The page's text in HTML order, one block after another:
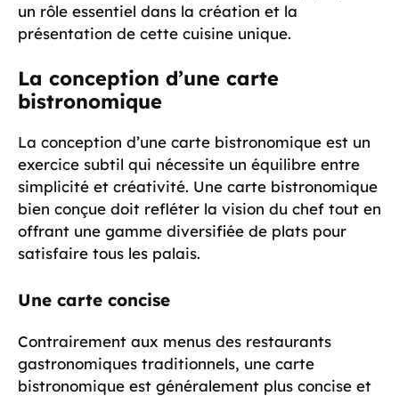
un rôle essentiel dans la création et la
présentation de cette cuisine unique.
La conception d’une carte
bistronomique
La conception d’une carte bistronomique est un
exercice subtil qui nécessite un équilibre entre
simplicité et créativité. Une carte bistronomique
bien conçue doit refléter la vision du chef tout en
offrant une gamme diversifiée de plats pour
satisfaire tous les palais.
Une carte concise
Contrairement aux menus des restaurants
gastronomiques traditionnels, une carte
bistronomique est généralement plus concise et